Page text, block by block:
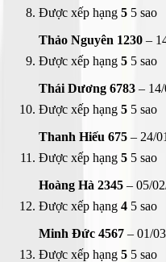
Được xếp hạng 5 5 sao
Thảo Nguyên 1230 –
Được xếp hạng 5 5 sao
Thái Dương 6783 –
Được xếp hạng 5 5 sao
Thanh Hiếu 675 – 24/
Được xếp hạng 5 5 sao
Hoàng Hà 2345 – 05/
Được xếp hạng 4 5 sao
Minh Đức 4567 – 01/
Được xếp hạng 5 5 sao